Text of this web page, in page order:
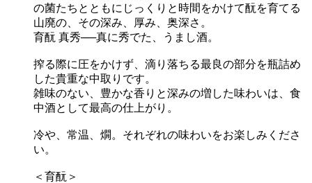
の菌たちとともにじっくりと時間をかけて酛を育てる
山廃の、その深み、厚み、奥深さ。
育酛 真秀──真に秀でた、うまし酒。
搾る際に圧をかけず、滴り落ちる最良の部分を瓶詰め
した貴重な中取りです。
雑味のない、豊かな香りと深みの増した味わいは、食
中酒として最高の仕上がり。
冷や、常温、燗。それぞれの味わいをお楽しみくださ
い。
＜育酛＞